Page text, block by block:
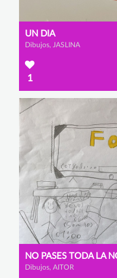
UN DIA
Dibujos, JASLINA
1
Dibujos, AITOR